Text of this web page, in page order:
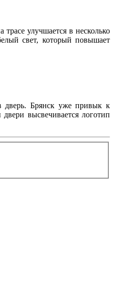
улучшается в несколько
свет, который повышает
дверь. Брянск уже привык к
высвечивается логотип